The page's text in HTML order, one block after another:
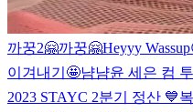
까꿍2🤗까꿍🤗Heyyy
이겨내기🤩냠냠윤 세은 컴
2023 STAYC 2분기 정산 💙